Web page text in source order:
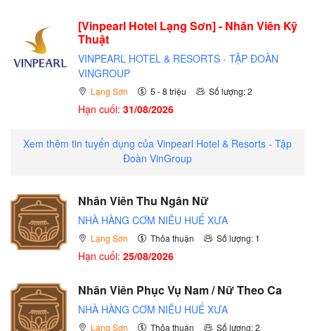
[Vinpearl Hotel Lạng Sơn] - Nhân Viên Kỹ
Thuật
VINPEARL HOTEL & RESORTS - TẬP ĐOÀN
VINGROUP
Lạng Sơn 5 - 8 triệu Số lượng: 2
Hạn cuối: 31/08/2026
Xem thêm tin tuyển dụng của Vinpearl Hotel & Resorts - Tập
Đoàn VinGroup
Nhân Viên Thu Ngân Nữ
NHÀ HÀNG CƠM NIÊU HUẾ XƯA
Lạng Sơn Thỏa thuận Số lượng: 1
Hạn cuối: 25/08/2026
Nhân Viên Phục Vụ Nam / Nữ Theo Ca
NHÀ HÀNG CƠM NIÊU HUẾ XƯA
Lạng Sơn Thỏa thuận Số lượng: 2